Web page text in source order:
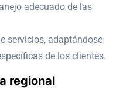
adecuado de las
servicios, adaptándose
de los clientes.
regional